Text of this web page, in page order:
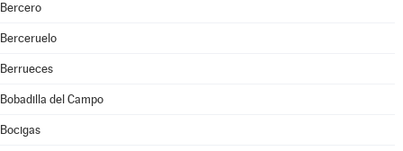
Bercero
Berceruelo
Berrueces
Bobadilla del Campo
Bocigas